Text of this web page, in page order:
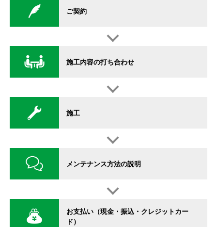
ご契約
施工内容の打ち合わせ
施工
メンテナンス方法の説明
お支払い（現金・振込・クレジットカー
ド）